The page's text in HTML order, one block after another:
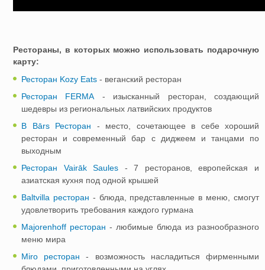
Рестораны, в которых можно использовать подарочную
карту:
Ресторан Kozy Eats - веганский ресторан
Ресторан FERMA- изысканный ресторан, создающий
шедевры из региональных латвийских продуктов
B BārsРесторан - место, сочетающее в себе хороший
ресторан и современный бар с диджеем и танцами по
выходным
Ресторан Vairāk Saules - 7 ресторанов, европейская и
азиатская кухня под одной крышей
Baltvilla pесторан - блюда, представленные в меню, смогут
удовлетворить требования каждого гурмана
Majorenhoff ресторан - любимые блюда из разнообразного
меню мира
Miro ресторан - возможность насладиться фирменными